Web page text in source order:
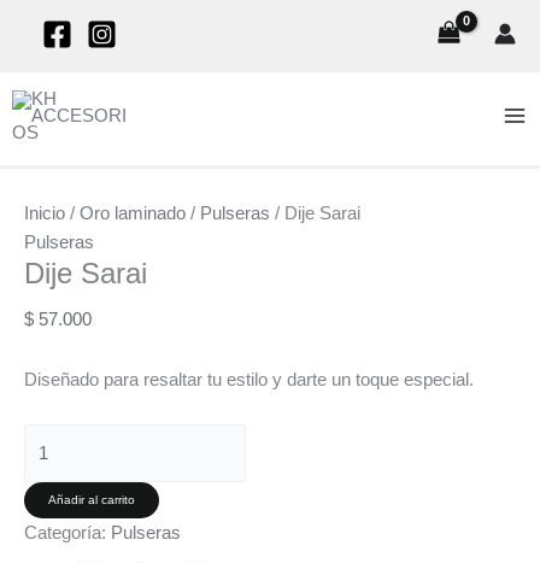
Inicio / Oro laminado / Pulseras / Dije Sarai
Pulseras
Dije Sarai
$ 57.000
Diseñado para resaltar tu estilo y darte un toque especial.
Sarai
Añadir al carrito
Categoría: Pulseras